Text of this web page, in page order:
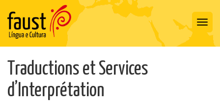
Traductions et Services
d’Interprétation